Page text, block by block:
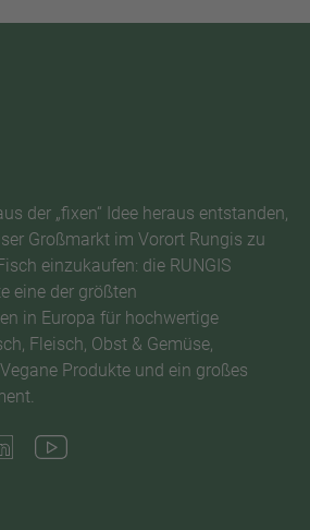
der „fixen“ Idee heraus entstanden,
Großmarkt im Vorort Rungis zu
einzukaufen: die RUNGIS
eine der größten
in Europa für hochwertige
Fleisch, Obst & Gemüse,
Produkte und ein großes